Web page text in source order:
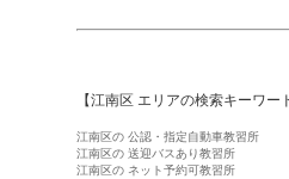
【江南区 エリアの検索キーワ
江南区の 公認・指定自動車教習所
江南区の 送迎バスあり教習所
江南区の ネット予約可教習所